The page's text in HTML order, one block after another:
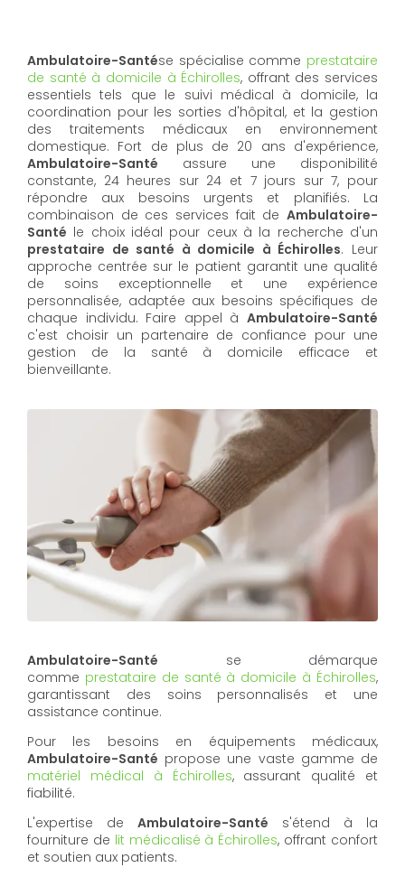
Ambulatoire-Santése spécialise comme prestataire
de santé à domicile à Échirolles, offrant des services
essentiels tels que le suivi médical à domicile, la
coordination pour les sorties d'hôpital, et la gestion
des traitements médicaux en environnement
domestique. Fort de plus de 20 ans d'expérience,
Ambulatoire-Santé assure une disponibilité
constante, 24 heures sur 24 et 7 jours sur 7, pour
répondre aux besoins urgents et planifiés. La
combinaison de ces services fait de Ambulatoire-
Santé le choix idéal pour ceux à la recherche d'un
prestataire de santé à domicile à Échirolles. Leur
approche centrée sur le patient garantit une qualité
de soins exceptionnelle et une expérience
personnalisée, adaptée aux besoins spécifiques de
chaque individu. Faire appel à Ambulatoire-Santé
c'est choisir un partenaire de confiance pour une
gestion de la santé à domicile efficace et
bienveillante.
Ambulatoire-Santé se démarque
comme prestataire de santé à domicile à Échirolles,
garantissant des soins personnalisés et une
assistance continue.
Pour les besoins en équipements médicaux,
Ambulatoire-Santé propose une vaste gamme de
matériel médical à Échirolles, assurant qualité et
fiabilité.
L'expertise de Ambulatoire-Santé s'étend à la
fourniture de lit médicalisé à Échirolles, offrant confort
et soutien aux patients.